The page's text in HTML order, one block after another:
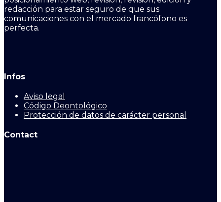
redacción para estar seguro de que sus
comunicaciones con el mercado francófono es
perfecta.
Infos
Aviso legal
Código Deontológico
Protección de datos de carácter personal
Contact